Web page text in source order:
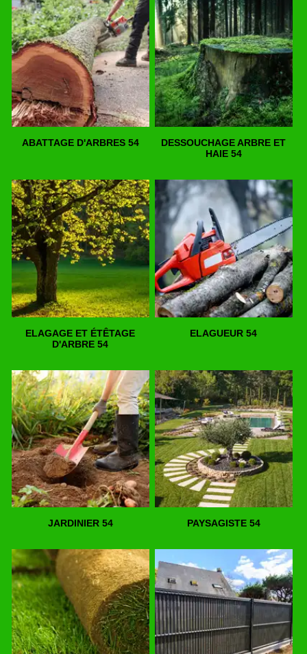
ABATTAGE D'ARBRES 54
DESSOUCHAGE ARBRE ET
HAIE 54
ELAGAGE ET ÉTÊTAGE
D'ARBRE 54
ELAGUEUR 54
JARDINIER 54 PAYSAGISTE 54